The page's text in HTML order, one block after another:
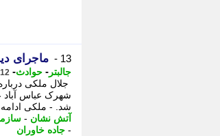
13 - ماجرای
جالبتر - حوادث- 12 روز پیش - جمعه 2 مرداد 1405، 17:52
شهرک عباس آباد
شد. - ملکی ادامه
آتش نشان -
- جاده خاوران